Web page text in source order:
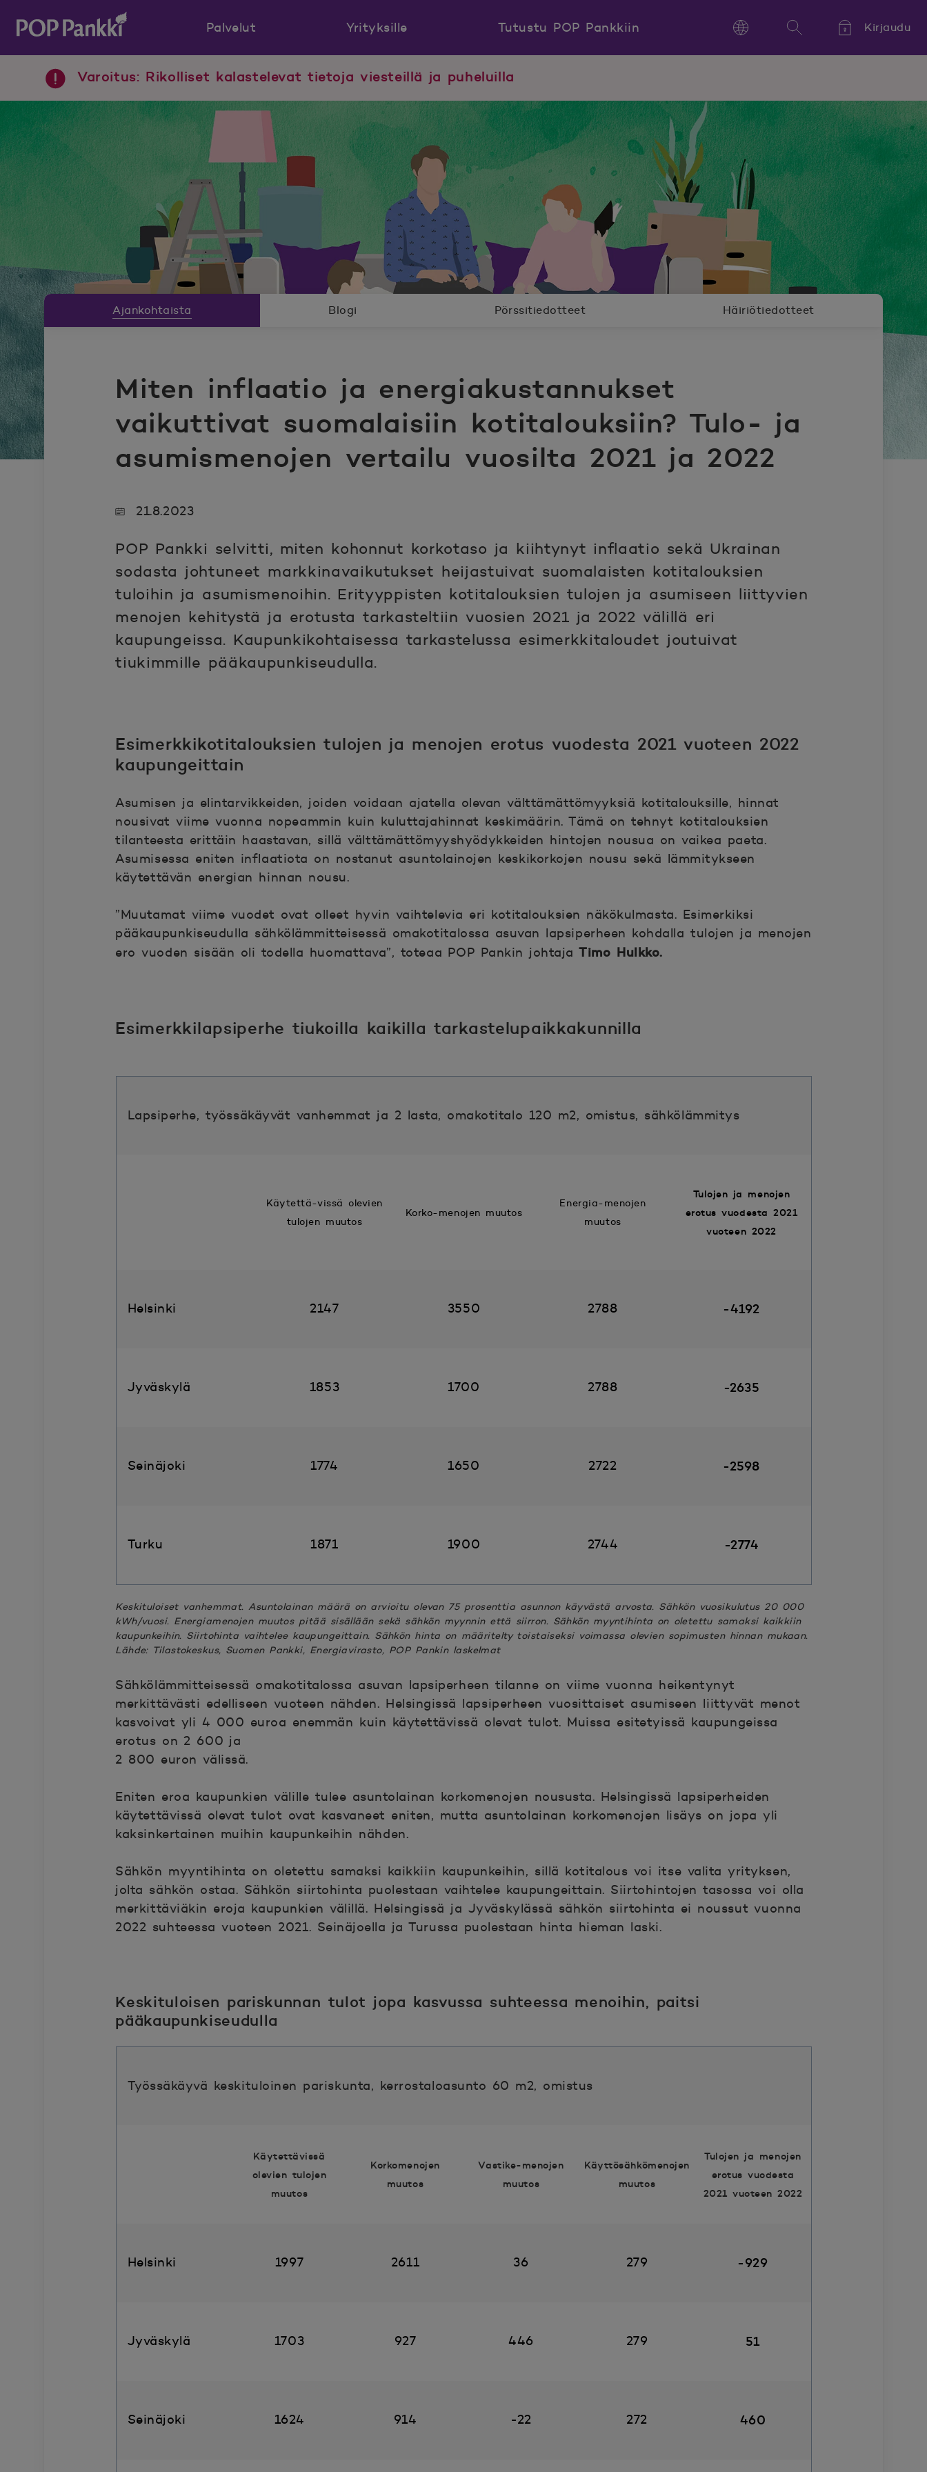
POP Pankki, etusivulle
Palvelut Yrityksille
Tutustu POP Pankkiin
Kieli,
Language
Language Hae
Kirjaudu
Varoitus: Rikolliset kalastelevat tietoja viesteillä ja puheluilla
Miten inflaatio ja energiakustannukset
vaikuttivat suomalaisiin kotitalouksiin? Tulo- ja
asumismenojen vertailu vuosilta 2021 ja 2022
Uutishuoneen valikko
Ajankohtaista Blogi Pörssitiedotteet Häiriötiedotteet
21.8.2023
POP Pankki selvitti, miten kohonnut korkotaso ja kiihtynyt inflaatio sekä Ukrainan
sodasta johtuneet markkinavaikutukset heijastuivat suomalaisten kotitalouksien
tuloihin ja asumismenoihin. Erityyppisten kotitalouksien tulojen ja asumiseen liittyvien
menojen kehitystä ja erotusta tarkasteltiin vuosien 2021 ja 2022 välillä eri
kaupungeissa. Kaupunkikohtaisessa tarkastelussa esimerkkitaloudet joutuivat
tiukimmille pääkaupunkiseudulla.
Esimerkkikotitalouksien tulojen ja menojen erotus vuodesta 2021 vuoteen 2022
kaupungeittain
Asumisen ja elintarvikkeiden, joiden voidaan ajatella olevan välttämättömyyksiä kotitalouksille, hinnat
nousivat viime vuonna nopeammin kuin kuluttajahinnat keskimäärin. Tämä on tehnyt kotitalouksien
tilanteesta erittäin haastavan, sillä välttämättömyyshyödykkeiden hintojen nousua on vaikea paeta.
Asumisessa eniten inflaatiota on nostanut asuntolainojen keskikorkojen nousu sekä lämmitykseen
käytettävän energian hinnan nousu.
”Muutamat viime vuodet ovat olleet hyvin vaihtelevia eri kotitalouksien näkökulmasta. Esimerkiksi
pääkaupunkiseudulla sähkölämmitteisessä omakotitalossa asuvan lapsiperheen kohdalla tulojen ja menojen
ero vuoden sisään oli todella huomattava”, toteaa POP Pankin johtaja Timo Hulkko.
Esimerkkilapsiperhe tiukoilla kaikilla tarkastelupaikkakunnilla
Lapsiperhe, työssäkäyvät vanhemmat ja 2 lasta, omakotitalo 120 m2, omistus, sähkölämmitys
Käytettä-vissä olevien
tulojen muutos
Korko-menojen muutos
Energia-menojen
muutos
Tulojen ja menojen
erotus vuodesta 2021
vuoteen 2022
Helsinki 2147 3550 2788 -4192
Jyväskylä 1853 1700 2788 -2635
Seinäjoki 1774 1650 2722 -2598
Turku 1871 1900 2744 -2774
Keskituloiset vanhemmat. Asuntolainan määrä on arvioitu olevan 75 prosenttia asunnon käyvästä arvosta. Sähkön vuosikulutus 20 000
kWh/vuosi. Energiamenojen muutos pitää sisällään sekä sähkön myynnin että siirron. Sähkön myyntihinta on oletettu samaksi kaikkiin
kaupunkeihin. Siirtohinta vaihtelee kaupungeittain. Sähkön hinta on määritelty toistaiseksi voimassa olevien sopimusten hinnan mukaan.
Lähde: Tilastokeskus, Suomen Pankki, Energiavirasto, POP Pankin laskelmat
Sähkölämmitteisessä omakotitalossa asuvan lapsiperheen tilanne on viime vuonna heikentynyt
merkittävästi edelliseen vuoteen nähden. Helsingissä lapsiperheen vuosittaiset asumiseen liittyvät menot
kasvoivat yli 4 000 euroa enemmän kuin käytettävissä olevat tulot. Muissa esitetyissä kaupungeissa
erotus on 2 600 ja
2 800 euron välissä.
Eniten eroa kaupunkien välille tulee asuntolainan korkomenojen noususta. Helsingissä lapsiperheiden
käytettävissä olevat tulot ovat kasvaneet eniten, mutta asuntolainan korkomenojen lisäys on jopa yli
kaksinkertainen muihin kaupunkeihin nähden.
Sähkön myyntihinta on oletettu samaksi kaikkiin kaupunkeihin, sillä kotitalous voi itse valita yrityksen,
jolta sähkön ostaa. Sähkön siirtohinta puolestaan vaihtelee kaupungeittain. Siirtohintojen tasossa voi olla
merkittäviäkin eroja kaupunkien välillä. Helsingissä ja Jyväskylässä sähkön siirtohinta ei noussut vuonna
2022 suhteessa vuoteen 2021. Seinäjoella ja Turussa puolestaan hinta hieman laski.
Keskituloisen pariskunnan tulot jopa kasvussa suhteessa menoihin, paitsi
pääkaupunkiseudulla
Työssäkäyvä keskituloinen pariskunta, kerrostaloasunto 60 m2, omistus
Käytettävissä
olevien tulojen
muutos
Korkomenojen
muutos
Vastike-menojen
muutos
Käyttösähkömenojen
muutos
Tulojen ja menojen
erotus vuodesta
2021 vuoteen 2022
Helsinki 1997 2611 36 279 -929
Jyväskylä 1703 927 446 279 51
Seinäjoki 1624 914 -22 272 460